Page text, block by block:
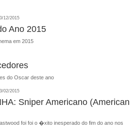
12/2015
Ano 2015
em 2015
do Oscar deste ano
02/2015
Sniper Americano (American
foi foi o �xito inesperado do fim do ano nos